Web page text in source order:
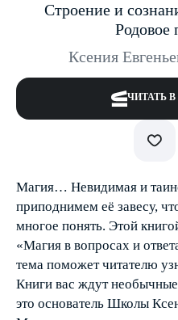
Строение и
Родовое
Ксения
ЧИТАТЬ
Магия… Невидимая и
приподнимем её завесу,
многое понять. Этой
«Магия в вопросах и
тема поможет читателю
Книги вас ждут
это основатель Школы